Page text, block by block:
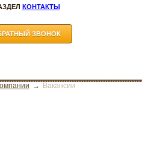
КОНТАКТЫ
ЗВОНОК
Вакансии